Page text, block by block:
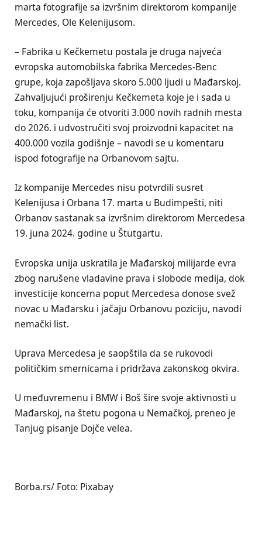
marta fotografije sa izvršnim direktorom kompanije
Mercedes, Ole Kelenijusom.
– Fabrika u Kečkemetu postala je druga najveća
evropska automobilska fabrika Mercedes-Benc
grupe, koja zapošljava skoro 5.000 ljudi u Mađarskoj.
Zahvaljujući proširenju Kečkemeta koje je i sada u
toku, kompanija će otvoriti 3.000 novih radnih mesta
do 2026. i udvostručiti svoj proizvodni kapacitet na
400.000 vozila godišnje – navodi se u komentaru
ispod fotografije na Orbanovom sajtu.
Iz kompanije Mercedes nisu potvrdili susret
Kelenijusa i Orbana 17. marta u Budimpešti, niti
Orbanov sastanak sa izvršnim direktorom Mercedesa
19. juna 2024. godine u Štutgartu.
Evropska unija uskratila je Mađarskoj milijarde evra
zbog narušene vladavine prava i slobode medija, dok
investicije koncerna poput Mercedesa donose svež
novac u Mađarsku i jačaju Orbanovu poziciju, navodi
nemački list.
Uprava Mercedesa je saopštila da se rukovodi
političkim smernicama i pridržava zakonskog okvira.
U međuvremenu i BMW i Boš šire svoje aktivnosti u
Mađarskoj, na štetu pogona u Nemačkoj, preneo je
Tanjug pisanje Dojče velea.
Borba.rs/ Foto: Pixabay